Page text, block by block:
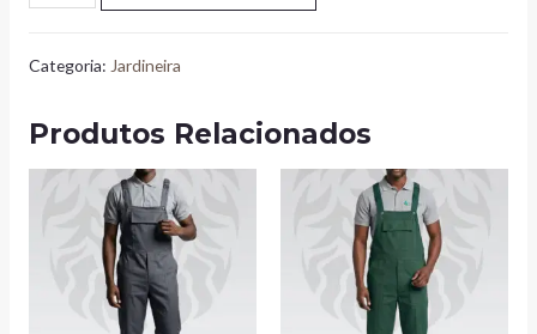
Categoria: Jardineira
Produtos Relacionados